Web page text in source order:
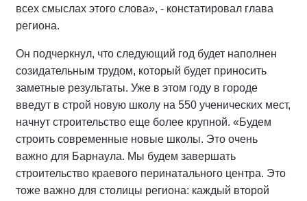
всех смыслах этого слова», - констатировал глава
региона.
Он подчеркнул, что следующий год будет наполнен
созидательным трудом, который будет приносить
заметные результаты. Уже в этом году в городе
введут в строй новую школу на 550 ученических мест,
начнут строительство еще более крупной. «Будем
строить современные новые школы. Это очень
важно для Барнаула. Мы будем завершать
строительство краевого перинатального центра. Это
тоже важно для столицы региона: каждый второй